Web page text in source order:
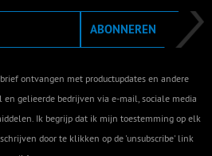
ABONNEREN
ontvangen met productupdates en andere
en gelieerde bedrijven via e-mail, sociale media
Ik begrijp dat ik mijn toestemming op elk
door te klikken op de 'unsubscribe' link